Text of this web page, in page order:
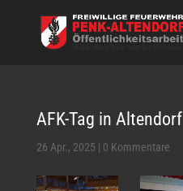
AFK-Tag in Altendorf
26 Apr., 2025 | 0 Kommentare